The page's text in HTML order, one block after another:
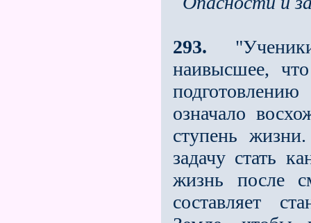
293.
наивысшее,
означало
ступень
задачу стать
жизнь после
составляет